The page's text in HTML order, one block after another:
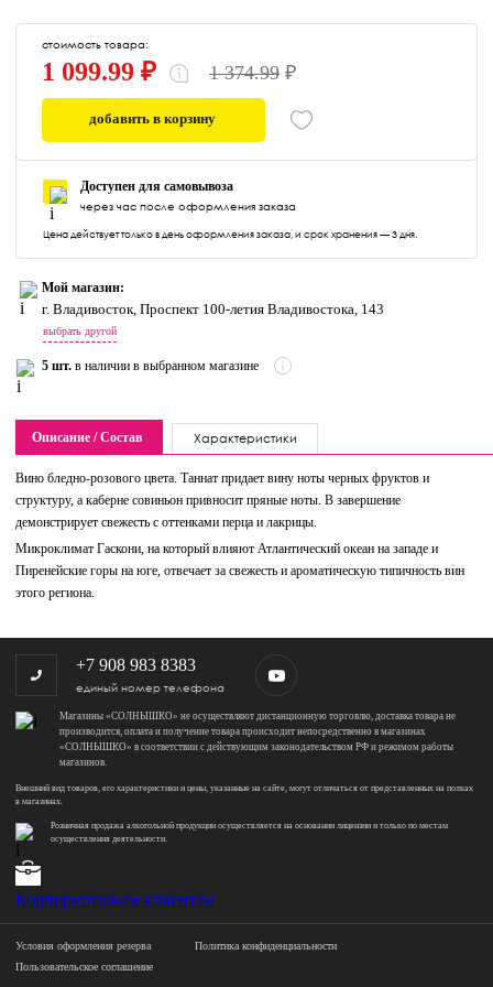
стоимость товара:
1 099.99 ₽ 1 374.99 ₽
добавить в корзину
0
Доступен для самовывоза
через час после оформления заказа
Цена действует только в день оформления заказа, и срок хранения — 3 дня.
Мой магазин:
г. Владивосток, Проспект 100-летия Владивостока, 143
выбрать другой
5 шт. в наличии в выбранном магазине
Описание / Состав Характеристики
Вино бледно-розового цвета. Таннат придает вину ноты черных фруктов и
структуру, а каберне совиньон привносит пряные ноты. В завершение
демонстрирует свежесть с оттенками перца и лакрицы.
Микроклимат Гаскони, на который влияют Атлантический океан на западе и
Пиренейские горы на юге, отвечает за свежесть и ароматическую типичность вин
этого региона.
+7 908 983 8383
единый номер телефона
Магазины «СОЛНЫШКО» не осуществляют дистанционную торговлю, доставка товара не
производится, оплата и получение товара происходит непосредственно в магазинах
«СОЛНЫШКО» в соответствии с действующим законодательством РФ и режимом работы
магазинов.
Внешний вид товаров, его характеристики и цены, указанные на сайте, могут отличаться от представленных на полках
в магазинах.
Розничная продажа алкогольной продукции осуществляется на основании лицензии и только по местам
осуществления деятельности.
Корпоративным клиентам
Условия оформления резерва
Политика конфиденциальности
Пользовательское соглашение